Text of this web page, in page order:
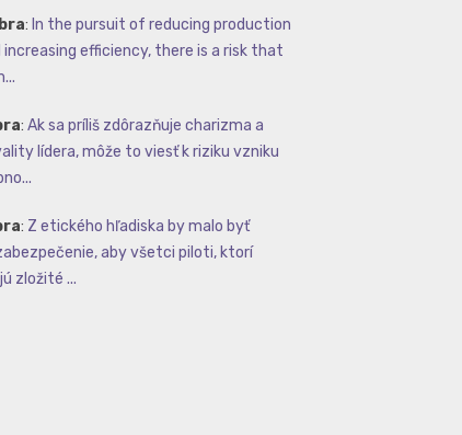
: In the pursuit of reducing production
efficiency, there is a risk that
: Ak sa príliš zdôrazňuje charizma a
lídera, môže to viesť k riziku vzniku
: Z etického hľadiska by malo byť
aby všetci piloti, ktorí
zložité ...